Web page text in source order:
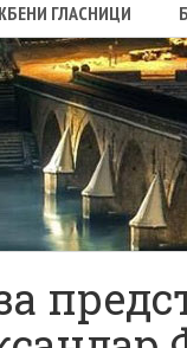
ГЛАСНИЦИ